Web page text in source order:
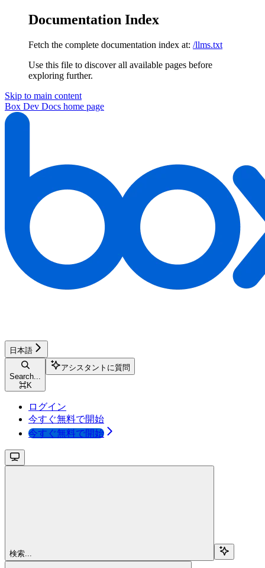
Documentation Index
Fetch the complete documentation index at: /llms.txt
Use this file to discover all available pages before
exploring further.
Skip to main content
Box Dev Docs home page
日本語
Search...
⌘K
アシスタントに質問
ログイン
今すぐ無料で開始
今すぐ無料で開始
検索...